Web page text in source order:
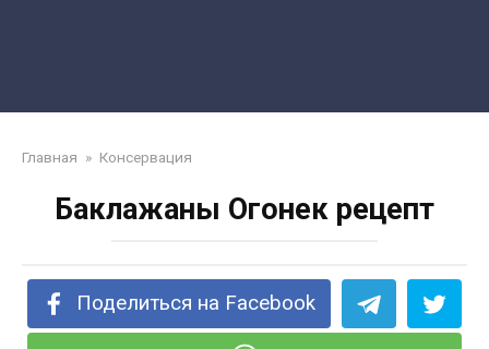
Главная » Консервация
Баклажаны Огонек рецепт
Поделиться на Facebook